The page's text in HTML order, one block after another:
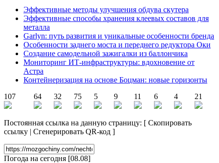
Эффективные методы улучшения обдува скутера
Эффективные способы хранения клеевых составов для
металла
Garlyn: путь развития и уникальные особенности бренда
Особенности заднего моста и переднего редуктора Оки
Создание самодельной зажигалки из баллончика
Мониторинг ИТ-инфраструктуры: вдохновение от
Астра
Контейнеризация на основе Боцман: новые горизонты
107
64 32 75 5 9 11 6 4 21
Постоянная ссылка на данную страницу: [ Скопировать
ссылку | Сгенерировать QR-код ]
Погода на сегодня [08.08]